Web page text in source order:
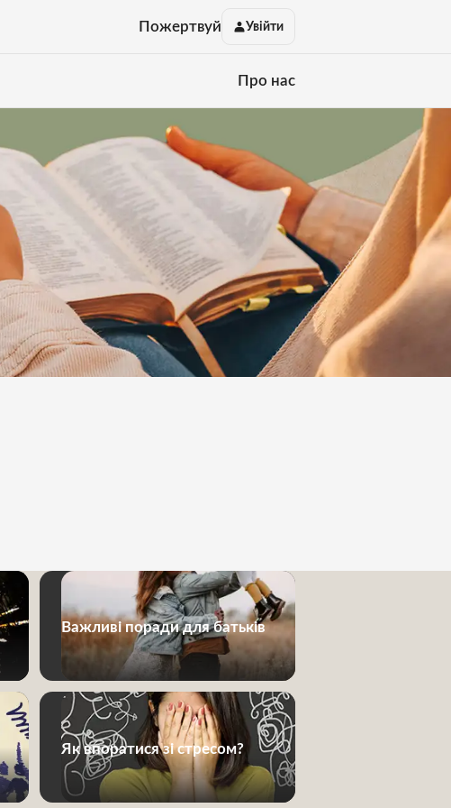
Пожертвуй Увійти
Про нас
Важливі поради для батьків
Як впоратися зі стресом?